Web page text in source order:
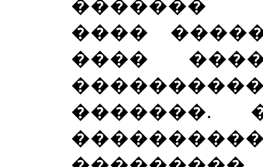
�������
����
����
�������.